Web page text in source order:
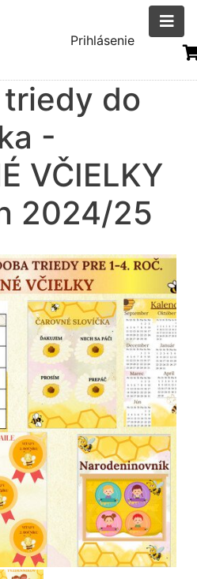
Menu
účtu
Prihlásenie
do
-
VČIELKY
2024/25